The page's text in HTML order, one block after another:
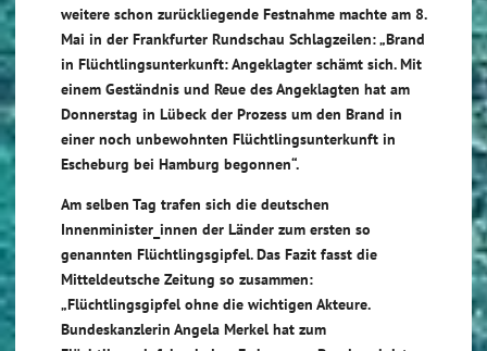
weitere schon zurückliegende Festnahme machte am 8.
Mai in der Frankfurter Rundschau Schlagzeilen:„Brand
in Flüchtlingsunterkunft: Angeklagter schämt sich.Mit
einem Geständnis und Reue des Angeklagten hat am
Donnerstag in Lübeck der Prozess um den Brand in
einer noch unbewohnten Flüchtlingsunterkunft in
Escheburg bei Hamburg begonnen“.
Am selben Tag trafen sich die deutschen
Innenminister_innen der Länder zum ersten so
genannten Flüchtlingsgipfel. Das Fazit fasst die
Mitteldeutsche Zeitung so zusammen:
„Flüchtlingsgipfel ohne die wichtigen Akteure.
Bundeskanzlerin Angela Merkel hat zum